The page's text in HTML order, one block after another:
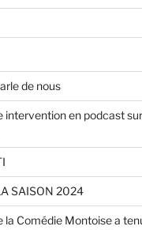
de nous
intervention en podcast
SAISON 2024
la Comédie Montoise a